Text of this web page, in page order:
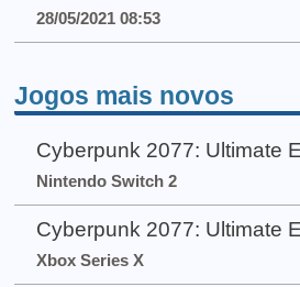
28/05/2021 08:53
Jogos mais novos
Cyberpunk 2077: Ultimate
Nintendo Switch 2
Cyberpunk 2077: Ultimate
Xbox Series X